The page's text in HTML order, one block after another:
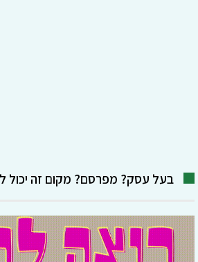
בעל עסק? מפרסם? מקום זה יכול